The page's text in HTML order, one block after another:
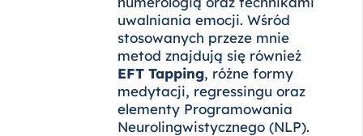
uwalniania emocji. Wśród
stosowanych przeze mnie
metod znajdują się również
EFT Tapping, różne formy
medytacji, regressingu oraz
elementy Programowania
Neurolingwistycznego (NLP).